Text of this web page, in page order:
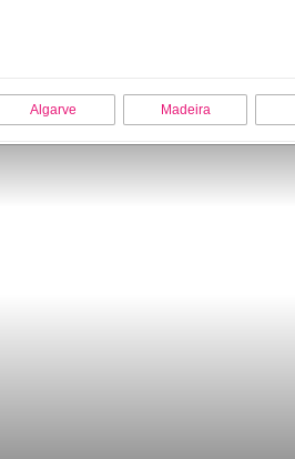
Algarve Madeira